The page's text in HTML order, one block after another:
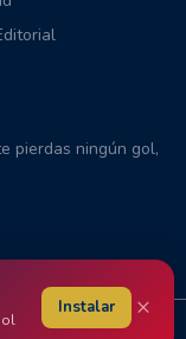
pierdas ningún gol,
en Paraguay
Instalar ×